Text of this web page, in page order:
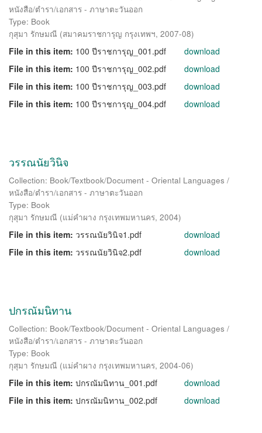
หนังสือ/ตำรา/เอกสาร - ภาษาตะวันออก
Type: Book
กุสุมา รักษมณี (สมาคมราชการุญ กรุงเทพฯ, 2007-08)
File in this item: 100 ปีราชการุญ_001.pdf
download
File in this item: 100 ปีราชการุญ_002.pdf
download
File in this item: 100 ปีราชการุญ_003.pdf
download
File in this item: 100 ปีราชการุญ_004.pdf download
วรรณนัยวินิจ
Collection: Book/Textbook/Document - Oriental Languages /
หนังสือ/ตำรา/เอกสาร - ภาษาตะวันออก
Type: Book
กุสุมา รักษมณี (แม่คำผาง กรุงเทพมหานคร, 2004)
File in this item: วรรณนัยวินิจ1.pdf
download
File in this item: วรรณนัยวินิจ2.pdf download
ปกรณัมนิทาน
Collection: Book/Textbook/Document - Oriental Languages /
หนังสือ/ตำรา/เอกสาร - ภาษาตะวันออก
Type: Book
กุสุมา รักษมณี (แม่คำผาง กรุงเทพมหานคร, 2004-06)
File in this item: ปกรณัมนิทาน_001.pdf
download
File in this item: ปกรณัมนิทาน_002.pdf download